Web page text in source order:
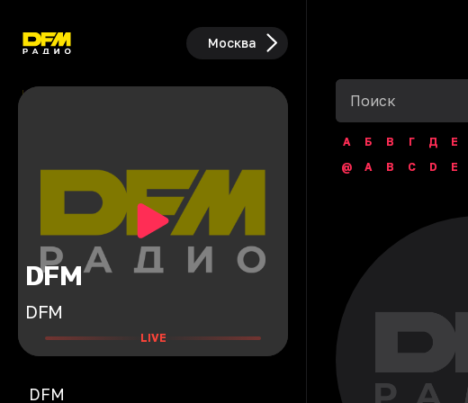
Москва
DFM
DFM
LIVE
DFM
А Б В Г Д Е
@
A B C D E